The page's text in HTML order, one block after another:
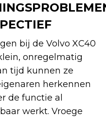
bij de Volvo XC40
onregelmatig
tijd kunnen ze
herkennen
de functie al
werkt. Vroege